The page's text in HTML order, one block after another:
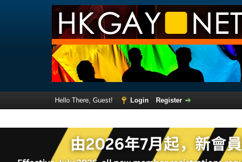
Hello There, Guest! Login
Register